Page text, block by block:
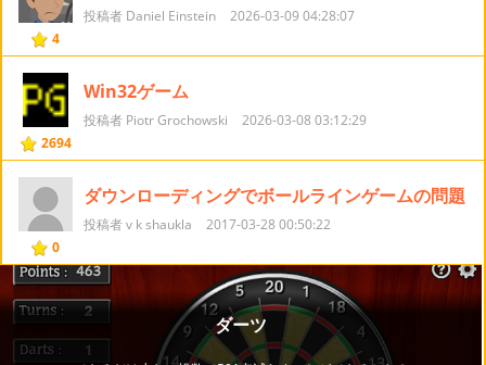
4
投稿者 Daniel Einstein 2026-03-09 04:28:07
2694
Win32ゲーム
投稿者 Piotr Grochowski 2026-03-08 03:12:29
0
ダウンローディングでボールラインゲームの問題
投稿者 v k shaukla 2017-03-28 00:50:22